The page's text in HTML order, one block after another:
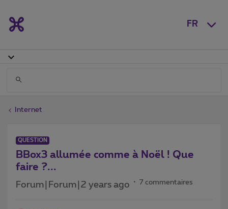
FR
Internet
QUESTION
BBox3 allumée comme à Noël ! Que
faire ?...
Forum|Forum|2 years ago 7 commentaires